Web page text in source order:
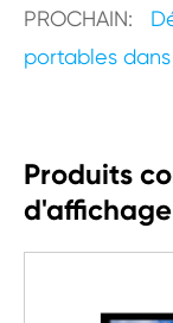
PROCHAIN:
portables
Produits
d'affichage